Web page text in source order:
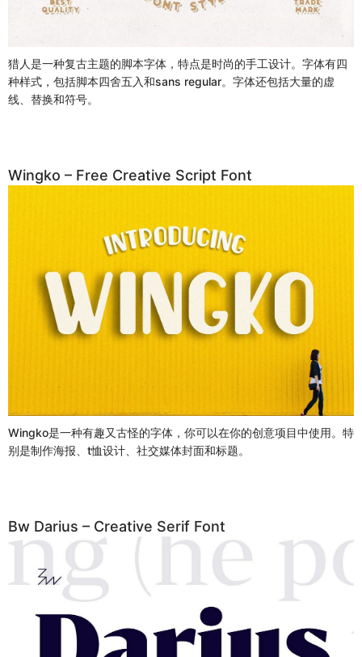
猎人是一种复古主题的脚本字体，特点是时尚的手工设计。字体有四
种样式，包括脚本四舍五入和sans regular。字体还包括大量的虚
线、替换和符号。
Wingko – Free Creative Script Font
Wingko是一种有趣又古怪的字体，你可以在你的创意项目中使用。特
别是制作海报、t恤设计、社交媒体封面和标题。
Bw Darius – Creative Serif Font